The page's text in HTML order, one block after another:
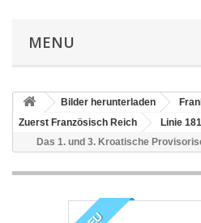
MENU
Bilder herunterladen
Zuerst Französisch Reich
Linie
Das 1. und 3. Kroatische